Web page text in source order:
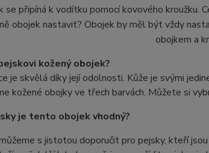
se připíná k vodítku pomocí kovového kroužku.
obojek nastavit? Obojek by měl být vždy
obojkem a
kožený obojek?
je skvělá díky její odolnosti. Kůže je svými
kožené obojky ve třech barvách. Můžete si
je tento obojek vhodný?
s jistotou doporučit pro pejsky, kteří